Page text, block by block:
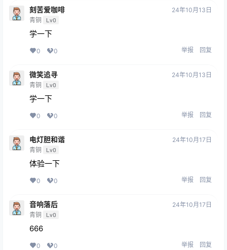
刻苦爱咖啡
青铜 Lv0
24年10月13日
学一下
0 0 举报 回复
微笑追寻
青铜 Lv0
24年10月13日
学一下
0 0 举报 回复
电灯胆和谐
青铜 Lv0
24年10月17日
体验一下
0 0 举报 回复
音响落后
青铜 Lv0
24年10月17日
666
0 0 举报 回复